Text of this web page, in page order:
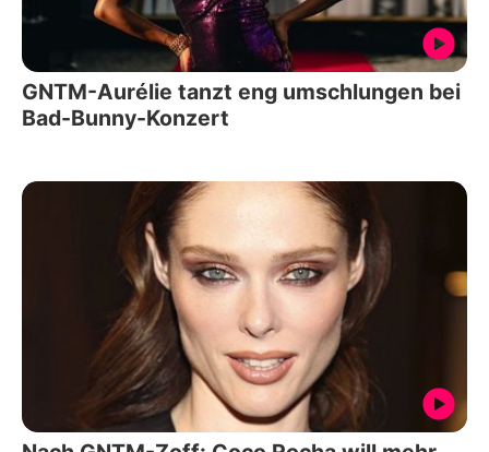
GNTM-Aurélie tanzt eng umschlungen bei
Bad-Bunny-Konzert